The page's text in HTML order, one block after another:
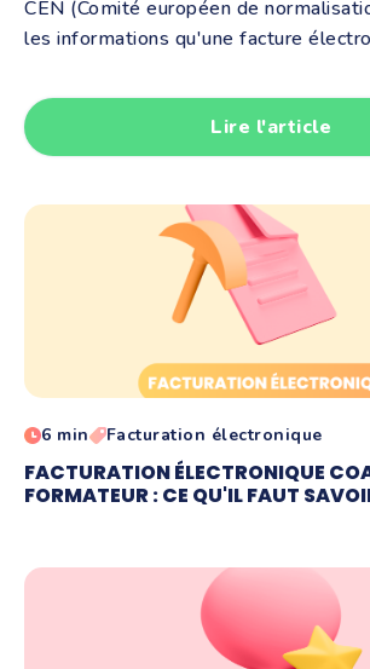
CEN (Comité européen de
les informations qu'une facture
Lire l'article
6 min Facturation électronique
FACTURATION ÉLECTRONIQUE
FORMATEUR : CE QU'IL FAUT